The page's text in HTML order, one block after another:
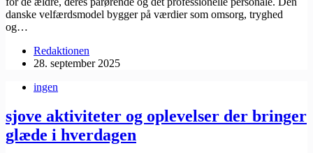
danske velfærdsmodel bygger på værdier som omsorg, tryghed
og…
Redaktionen
28. september 2025
ingen
sjove aktiviteter og oplevelser der bringer
glæde i hverdagen